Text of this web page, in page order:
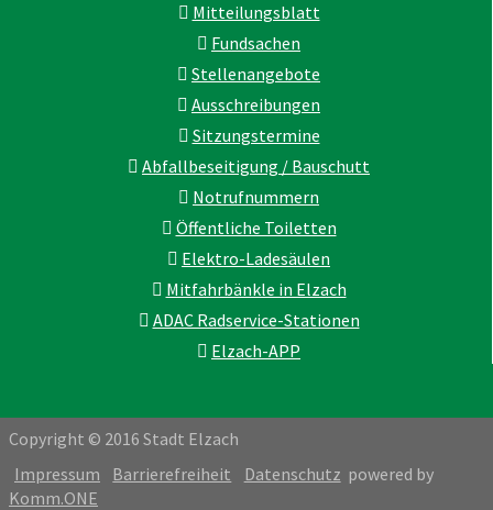
Mitteilungsblatt
Fundsachen
Stellenangebote
Ausschreibungen
Sitzungstermine
Abfallbeseitigung / Bauschutt
Notrufnummern
Öffentliche Toiletten
Elektro-Ladesäulen
Mitfahrbänkle in Elzach
ADAC Radservice-Stationen
Elzach-APP
Copyright © 2016 Stadt Elzach
Impressum
Barrierefreiheit Datenschutz powered by
Komm.ONE